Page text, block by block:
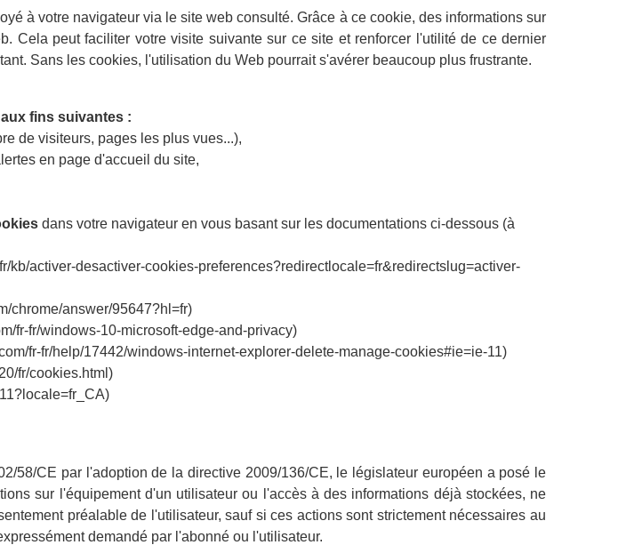
à votre navigateur via le site web consulté. Grâce à ce cookie, des informations sur
Cela peut faciliter votre visite suivante sur ce site et renforcer l'utilité de ce dernier
Sans les cookies, l'utilisation du Web pourrait s'avérer beaucoup plus frustrante.
fins suivantes :
de visiteurs, pages les plus vues...),
en page d'accueil du site,
dans votre navigateur en vous basant sur les documentations ci-dessous (à
kb/activer-desactiver-cookies-preferences?redirectlocale=fr&redirectslug=activer-
chrome/answer/95647?hl=fr)
fr-fr/windows-10-microsoft-edge-and-privacy)
fr-fr/help/17442/windows-internet-explorer-delete-manage-cookies#ie=ie-11)
fr/cookies.html)
58/CE par l'adoption de la directive 2009/136/CE, le législateur européen a posé le
sur l'équipement d'un utilisateur ou l'accès à des informations déjà stockées, ne
préalable de l'utilisateur, sauf si ces actions sont strictement nécessaires au
demandé par l'abonné ou l'utilisateur.